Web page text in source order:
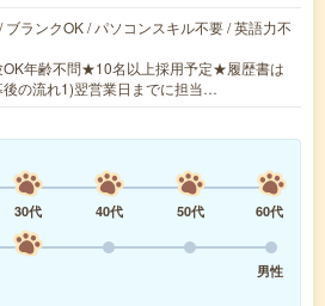
ブランクOK / パソコンスキル不要 / 英語力不
OK年齢不問★10名以上採用予定★履歴書は
の流れ1)翌営業日までに担当…
30代 40代 50代
60代
男性